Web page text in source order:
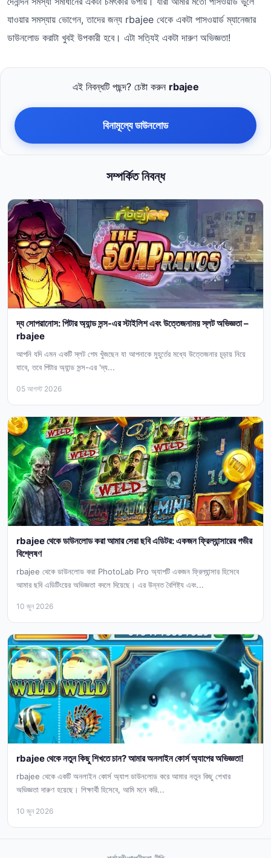
যাওয়ার সমস্যায় ভোগেন, তাদের জন্য rbajee থেকে একটা পাসওয়ার্ড ম্যানেজার
ডাউনলোড করাটা খুবই উপকারী হবে। এটা সত্যিই একটা দারুণ অভিজ্ঞতা!
এই নিবন্ধটি পছন্দ? চেষ্টা করুন rbajee
বিনামূল্যে ডাউনলোড
সম্পর্কিত নিবন্ধ
দ্য সোপরানোস: পিটার অ্যান্ড সন্স-এর স্টাইলিশ এবং উত্তেজনাময় স্লট অভিজ্ঞতা –
rbajee
আপনি যদি এমন একটি স্লট গেম খুঁজছেন যা আপনাকে মুহূর্তের মধ্যে উত্তেজনার চূড়ায় নিয়ে
যাবে, তবে পিটার অ্যান্ড সন্স-এর 'দ্য...
05 আগস্ট 2026
rbajee থেকে ডাউনলোড করা আমার সেরা ছবি এডিটর: একজন ফ্রিল্যান্সারের গভীর
বিশ্লেষণ
rbajee থেকে ডাউনলোড করা PhotoLab Pro অ্যাপটি একজন ফ্রিল্যান্সার হিসেবে
আমার ছবি এডিটিংয়ের অভিজ্ঞতা বদলে দিয়েছে। এর উন্নত বৈশিষ্ট্য এবং...
10 জুন 2026
rbajee থেকে নতুন কিছু শিখতে চান? আমার অনলাইন কোর্স অ্যাপের অভিজ্ঞতা!
rbajee থেকে একটি অনলাইন কোর্স অ্যাপ ডাউনলোড করে আমার নতুন কিছু শেখার
অভিজ্ঞতা দারুণ হয়েছে। শিক্ষার্থী হিসেবে, আমি মনে করি...
10 জুন 2026